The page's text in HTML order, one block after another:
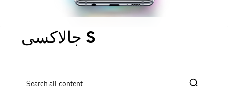
جالاكسى S